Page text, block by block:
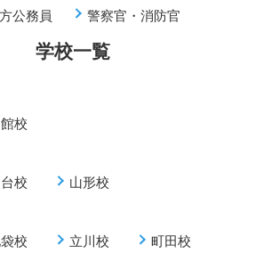
公務員
警察官・消防官
学校一覧
校
校 山形校
校 立川校
町田校